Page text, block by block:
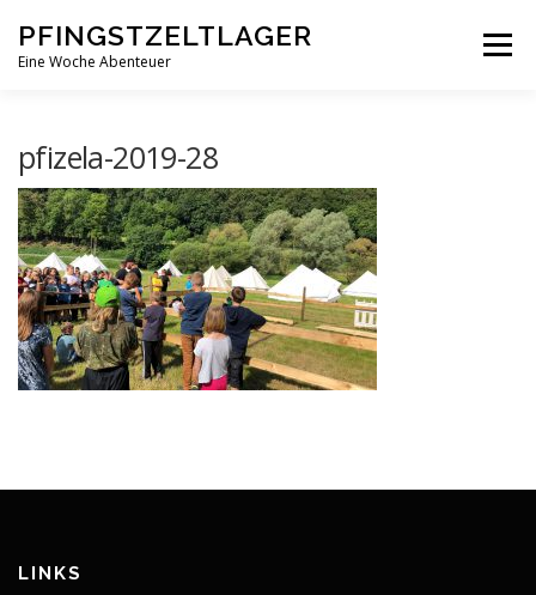
Inhalt
springen
PFINGSTZELTLAGER
Eine Woche Abenteuer
Menü
PFINGSTZELTLAGER VERANSTALTUNGEN
pfizela-2019-28
LINKS